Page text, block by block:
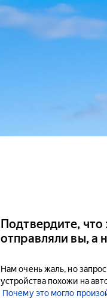
Подтвердите, что
отправляли вы, а
Нам очень жаль, но
устройства похожи на
Почему это могло